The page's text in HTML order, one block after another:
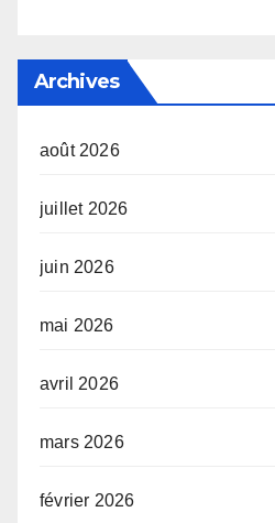
Archives
août 2026
juillet 2026
juin 2026
mai 2026
avril 2026
mars 2026
février 2026